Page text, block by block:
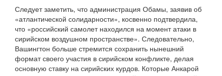
Следует заметить, что администрация Обамы, заявив об
«атлантической солидарности», косвенно подтвердила,
что «российский самолет находился на момент атаки в
сирийском воздушном пространстве». Следовательно,
Вашингтон больше стремится сохранить нынешний
формат своего участия в сирийском конфликте, делая
основную ставку на сирийских курдов. Которые Анкарой